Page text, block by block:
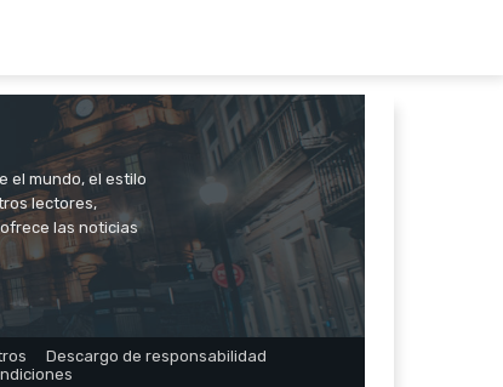
el mundo, el estilo
lectores,
las noticias
Descargo de responsabilidad